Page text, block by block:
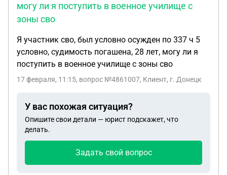
могу ли я поступить в военное училище с
зоны сво
Я участник сво, был условно осужден по 337 ч 5
условно, судимость погашена, 28 лет, могу ли я
поступить в военное училище с зоны сво
17 февраля, 11:15, вопрос №4861007, Клиент, г. Донецк
У вас похожая ситуация?
Опишите свои детали — юрист подскажет, что
делать.
Задать свой вопрос